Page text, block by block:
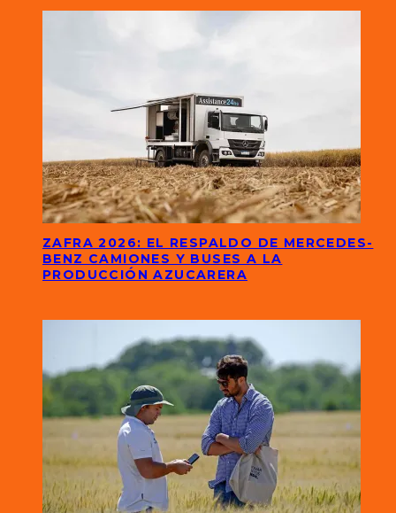
ZAFRA 2026: EL RESPALDO DE MERCEDES-
BENZ CAMIONES Y BUSES A LA
PRODUCCIÓN AZUCARERA